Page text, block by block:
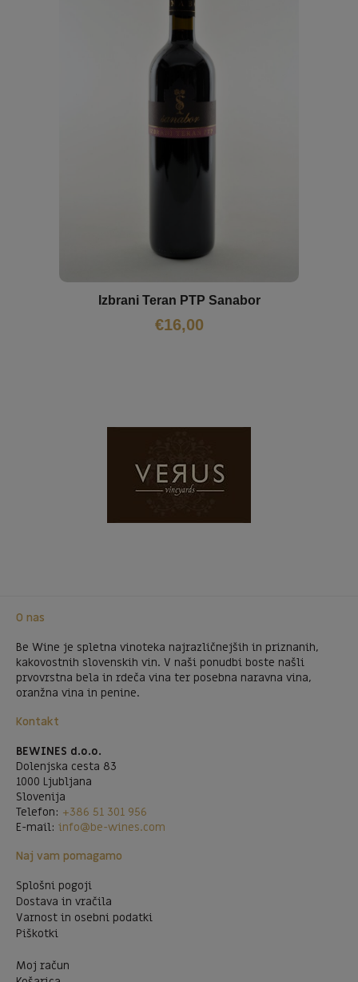
Izbrani Teran PTP Sanabor
€16,00
O nas
Be Wine je spletna vinoteka najrazličnejših in priznanih,
kakovostnih slovenskih vin. V naši ponudbi boste našli
prvovrstna bela in rdeča vina ter posebna naravna vina,
oranžna vina in penine.
Kontakt
BEWINES d.o.o.
Dolenjska cesta 83
1000 Ljubljana
Slovenija
Telefon: +386 51 301 956
E-mail: info@be-wines.com
Naj vam pomagamo
Splošni pogoji
Dostava in vračila
Varnost in osebni podatki
Piškotki
Moj račun